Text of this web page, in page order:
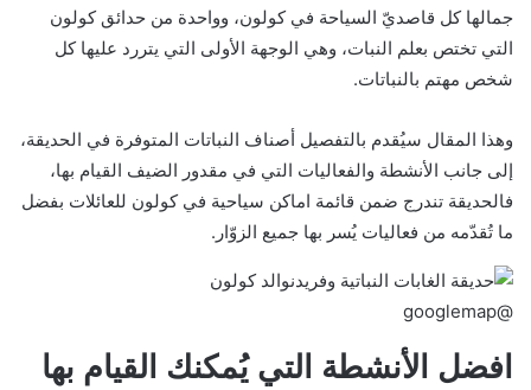
جمالها كل قاصديّ السياحة في كولون، وواحدة من حدائق كولون
التي تختص بعلم النبات، وهي الوجهة الأولى التي يتررد عليها كل
شخص مهتم بالنباتات.
وهذا المقال سيُقدم بالتفصيل أصناف النباتات المتوفرة في الحديقة،
إلى جانب الأنشطة والفعاليات التي في مقدور الضيف القيام بها،
فالحديقة تندرج ضمن قائمة اماكن سياحية في كولون للعائلات بفضل
ما تُقدّمه من فعاليات يُسر بها جميع الزوّار.
@googlemap
افضل الأنشطة التي يُمكنك القيام بها